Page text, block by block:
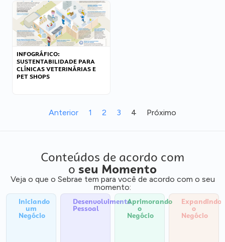
INFOGRÁFICO:
SUSTENTABILIDADE PARA
CLÍNICAS VETERINÁRIAS E
PET SHOPS
Anterior 1 2 3 4 Próximo
Conteúdos de acordo com
o seu Momento
Veja o que o Sebrae tem para você de acordo com o seu
momento:
Iniciando
um
Negócio
Desenvolvimento
Pessoal
Aprimorando
o
Negócio
Expandindo
o
Negócio